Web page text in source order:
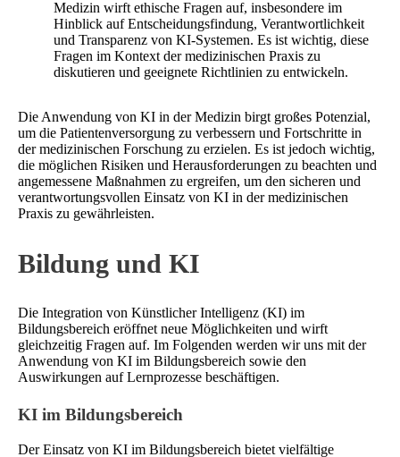
Medizin wirft ethische Fragen auf, insbesondere im
Hinblick auf Entscheidungsfindung, Verantwortlichkeit
und Transparenz von KI-Systemen. Es ist wichtig, diese
Fragen im Kontext der medizinischen Praxis zu
diskutieren und geeignete Richtlinien zu entwickeln.
Die Anwendung von KI in der Medizin birgt großes Potenzial,
um die Patientenversorgung zu verbessern und Fortschritte in
der medizinischen Forschung zu erzielen. Es ist jedoch wichtig,
die möglichen Risiken und Herausforderungen zu beachten und
angemessene Maßnahmen zu ergreifen, um den sicheren und
verantwortungsvollen Einsatz von KI in der medizinischen
Praxis zu gewährleisten.
Bildung und KI
Die Integration von Künstlicher Intelligenz (KI) im
Bildungsbereich eröffnet neue Möglichkeiten und wirft
gleichzeitig Fragen auf. Im Folgenden werden wir uns mit der
Anwendung von KI im Bildungsbereich sowie den
Auswirkungen auf Lernprozesse beschäftigen.
KI im Bildungsbereich
Der Einsatz von KI im Bildungsbereich bietet vielfältige